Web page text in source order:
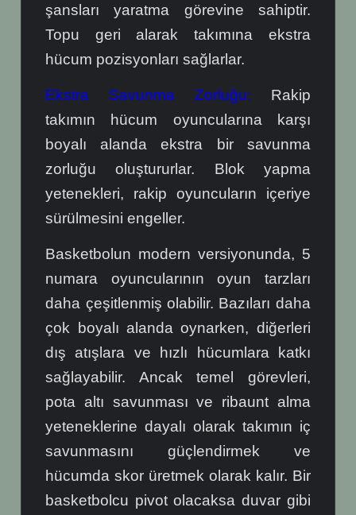
şansları yaratma görevine sahiptir.
Topu geri alarak takımına ekstra
hücum pozisyonları sağlarlar.
Ekstra Savunma Zorluğu: Rakip
takımın hücum oyuncularına karşı
boyalı alanda ekstra bir savunma
zorluğu oluştururlar. Blok yapma
yetenekleri, rakip oyuncuların içeriye
sürülmesini engeller.
Basketbolun modern versiyonunda, 5
numara oyuncularının oyun tarzları
daha çeşitlenmiş olabilir. Bazıları daha
çok boyalı alanda oynarken, diğerleri
dış atışlara ve hızlı hücumlara katkı
sağlayabilir. Ancak temel görevleri,
pota altı savunması ve ribaunt alma
yeteneklerine dayalı olarak takımın iç
savunmasını güçlendirmek ve
hücumda skor üretmek olarak kalır. Bir
basketbolcu pivot olacaksa duvar gibi